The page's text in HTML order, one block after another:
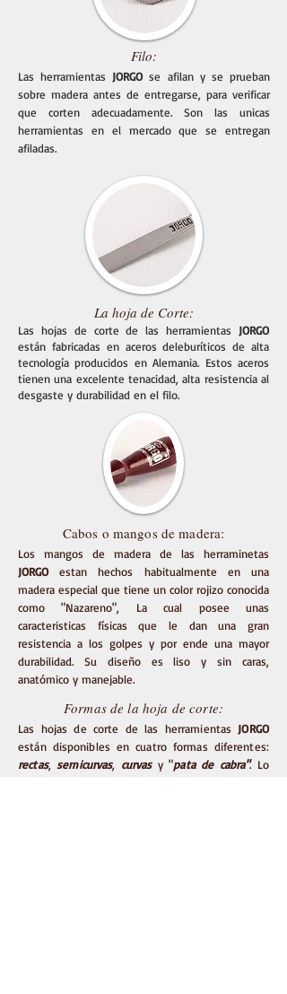
La hoja de Corte:
Las hojas de corte de las herramientas JORGO
están fabricadas en aceros deleburíticos de alta
tecnología producidos en Alemania. Estos aceros
tienen una excelente tenacidad, alta resistencia al
desgaste y durabilidad en el filo.
Formas de la hoja de corte:
Las hojas de corte de las herramientas JORGO
están disponibles en cuatro formas diferentes:
rectas, semicurvas, curvas y "pata de cabra". Lo
Filo:
Las herramientas JORGOse afilan y se prueban
sobre madera antes de entregarse, para verificar
que corten adecuadamente. Son las unicas
herramientas en el mercado que se entregan
afiladas.
Cabos o mangos de madera:
Los mangos de madera de las herraminetas
JORGOestan hechos habitualmente en una
madera especial que tiene un color rojizo conocida
como "Nazareno", La cual posee unas
caracteristicas físicas que le dan una gran
resistencia a los golpes y por ende una mayor
durabilidad. Su diseño es liso y sin caras,
anatómico y manejable.